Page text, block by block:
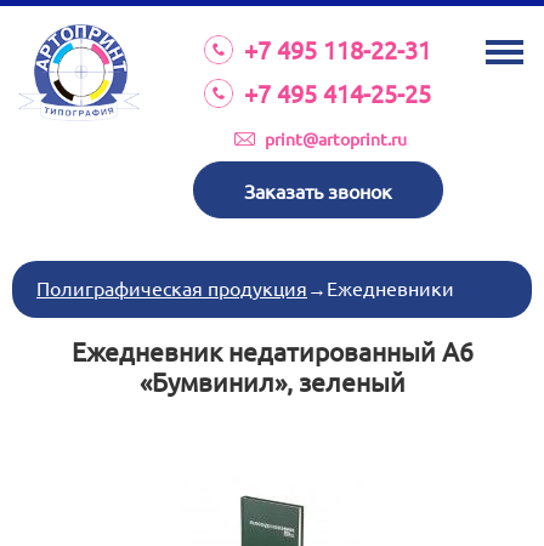
+7 495 118-22-31
+7 495 414-25-25
print@artoprint.ru
Заказать звонок
О КОМПАНИИ
УСЛУГИ
КАТАЛОГ
ТРЕБОВАНИЯ К МАКЕТАМ
НОВОСТИ
ИНВЕСТИЦИИ
КОНТАКТЫ
пн-пт 8:30 17:00
Полиграфическая продукция → Ежедневники
Ежедневник недатированный А6
«Бумвинил», зеленый